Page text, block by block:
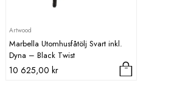
Artwood
Marbella Utomhusfåtölj Svart inkl.
Dyna – Black Twist
10 625,00 kr